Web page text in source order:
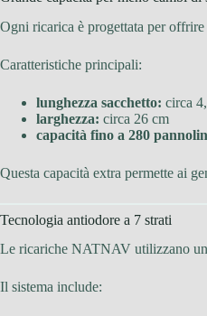
Ogni ricarica è progettata per offrire
Caratteristiche principali:
lunghezza sacchetto: circa
larghezza: circa 26 cm
capacità fino a 280
Questa capacità extra permette ai
Tecnologia antiodore a 7 strati
Le ricariche NATNAV utilizzano
Il sistema include: